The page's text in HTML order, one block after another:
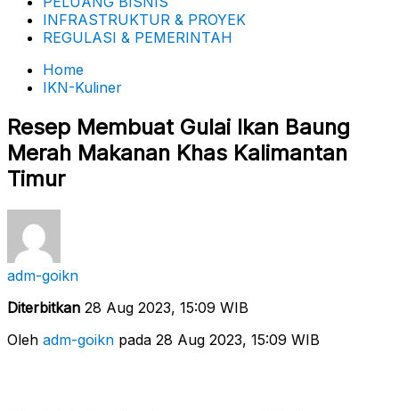
INFRASTRUKTUR & PROYEK
REGULASI & PEMERINTAH
Home
IKN-Kuliner
Resep Membuat Gulai Ikan Baung
Merah Makanan Khas Kalimantan
Timur
adm-goikn
Diterbitkan 28 Aug 2023, 15:09 WIB
Oleh adm-goikn pada 28 Aug 2023, 15:09 WIB